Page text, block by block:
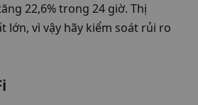
22,6% trong 24 giờ. Thị
lớn, vì vậy hãy kiểm soát rủi ro